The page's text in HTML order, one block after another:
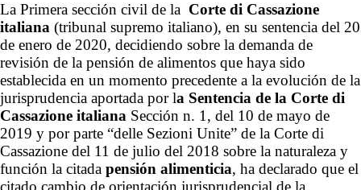
La Primera sección civil de la Corte di Cassazione
italiana (tribunal supremo italiano), en su sentencia del 20
de enero de 2020, decidiendo sobre la demanda de
revisión de la pensión de alimentos que haya sido
establecida en un momento precedente a la evolución de la
jurisprudencia aportada por la Sentencia de la Corte di
Cassazione italiana Sección n. 1, del 10 de mayo de
2019 y por parte “delle Sezioni Unite” de la Corte di
Cassazione del 11 de julio del 2018 sobre la naturaleza y
función la citada pensión alimenticia, ha declarado que el
citado cambio de orientación jurisprudencial de la